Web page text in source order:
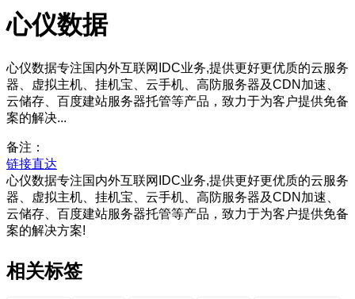
心仪数据
心仪数据专注国内外互联网IDC业务,提供更好更优质的云服务
器、虚拟主机、挂机宝、云手机、高防服务器及CDN加速、
云储存、百度建站服务器托管等产品，致力于为客户提供免备
案的解决...
备注：
链接直达
心仪数据专注国内外互联网IDC业务,提供更好更优质的云服务
器、虚拟主机、挂机宝、云手机、高防服务器及CDN加速、
云储存、百度建站服务器托管等产品，致力于为客户提供免备
案的解决方案!
相关标签